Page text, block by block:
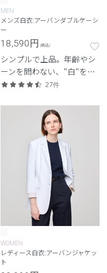
MEN
メンズ白衣:アーバンダブルケーシ
ー
18,590円 (税込)
シンプルで上品。年齢やシ
ーンを問わない、"白"を追
求したクラシコの定番モデ
27件
WOMEN
レディース白衣:アーバンジャケッ
ト